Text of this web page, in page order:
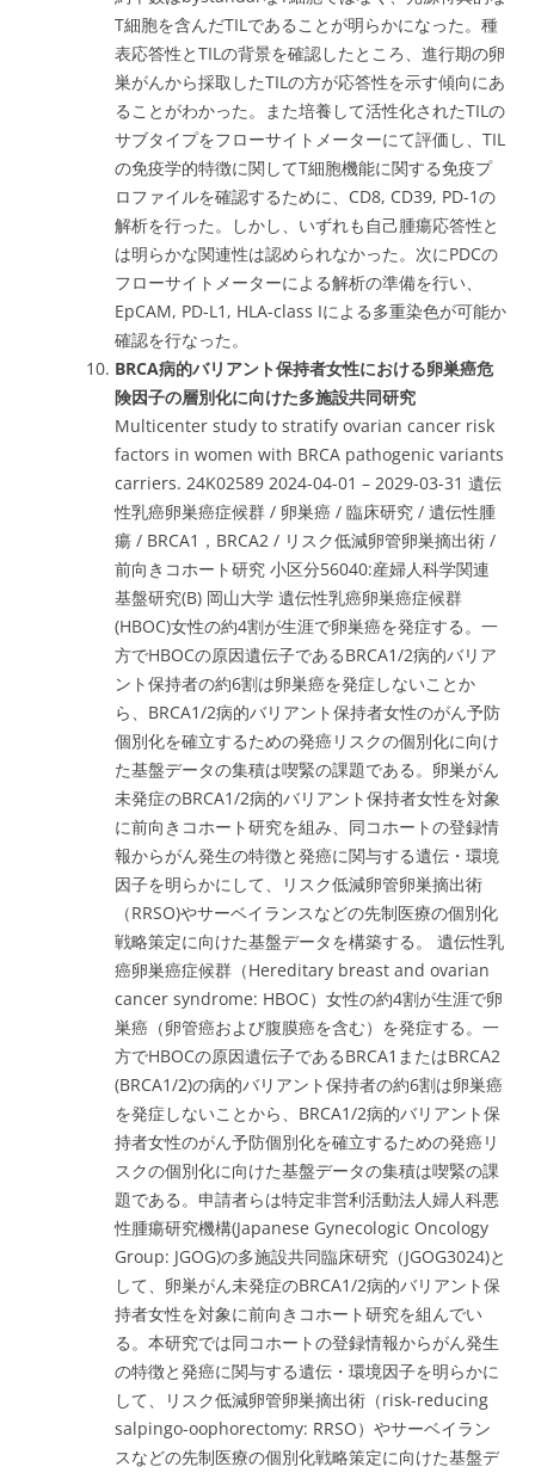
T細胞を含んだTILであることが明らかになった。種
表応答性とTILの背景を確認したところ、進行期の卵
巣がんから採取したTILの方が応答性を示す傾向にあ
ることがわかった。また培養して活性化されたTILの
サブタイプをフローサイトメーターにて評価し、TIL
の免疫学的特徴に関してT細胞機能に関する免疫プ
ロファイルを確認するために、CD8, CD39, PD-1の
解析を行った。しかし、いずれも自己腫瘍応答性と
は明らかな関連性は認められなかった。次にPDCの
フローサイトメーターによる解析の準備を行い、
EpCAM, PD-L1, HLA-class Iによる多重染色が可能か
確認を行なった。
BRCA病的バリアント保持者女性における卵巣癌危
険因子の層別化に向けた多施設共同研究
Multicenter study to stratify ovarian cancer risk
factors in women with BRCA pathogenic variants
carriers. 24K02589 2024-04-01 – 2029-03-31 遺伝
性乳癌卵巣癌症候群 / 卵巣癌 / 臨床研究 / 遺伝性腫
瘍 / BRCA1，BRCA2 / リスク低減卵管卵巣摘出術 /
前向きコホート研究 小区分56040:産婦人科学関連
基盤研究(B) 岡山大学 遺伝性乳癌卵巣癌症候群
(HBOC)女性の約4割が生涯で卵巣癌を発症する。一
方でHBOCの原因遺伝子であるBRCA1/2病的バリア
ント保持者の約6割は卵巣癌を発症しないことか
ら、BRCA1/2病的バリアント保持者女性のがん予防
個別化を確立するための発癌リスクの個別化に向け
た基盤データの集積は喫緊の課題である。卵巣がん
未発症のBRCA1/2病的バリアント保持者女性を対象
に前向きコホート研究を組み、同コホートの登録情
報からがん発生の特徴と発癌に関与する遺伝・環境
因子を明らかにして、リスク低減卵管卵巣摘出術
（RRSO)やサーベイランスなどの先制医療の個別化
戦略策定に向けた基盤データを構築する。 遺伝性乳
癌卵巣癌症候群（Hereditary breast and ovarian
cancer syndrome: HBOC）女性の約4割が生涯で卵
巣癌（卵管癌および腹膜癌を含む）を発症する。一
方でHBOCの原因遺伝子であるBRCA1またはBRCA2
(BRCA1/2)の病的バリアント保持者の約6割は卵巣癌
を発症しないことから、BRCA1/2病的バリアント保
持者女性のがん予防個別化を確立するための発癌リ
スクの個別化に向けた基盤データの集積は喫緊の課
題である。申請者らは特定非営利活動法人婦人科悪
性腫瘍研究機構(Japanese Gynecologic Oncology
Group: JGOG)の多施設共同臨床研究（JGOG3024)と
して、卵巣がん未発症のBRCA1/2病的バリアント保
持者女性を対象に前向きコホート研究を組んでい
る。本研究では同コホートの登録情報からがん発生
の特徴と発癌に関与する遺伝・環境因子を明らかに
して、リスク低減卵管卵巣摘出術（risk-reducing
salpingo-oophorectomy: RRSO）やサーベイラン
スなどの先制医療の個別化戦略策定に向けた基盤デ